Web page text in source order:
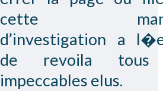
cette
d’investigation a
de revoila tous
impeccables elus.